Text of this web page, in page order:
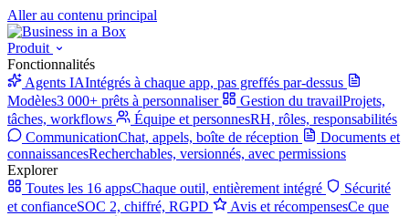
Aller au contenu principal
Produit
Fonctionnalités
Agents IAIntégrés à chaque app, pas greffés par-dessus
Modèles3 000+ prêts à personnaliser Gestion du travailProjets,
tâches, workflows
Équipe et personnesRH, rôles, responsabilités
CommunicationChat, appels, boîte de réception
Documents et
connaissancesRecherchables, versionnés, avec permissions
Explorer
Toutes les 16 appsChaque outil, entièrement intégré
Sécurité
et confianceSOC 2, chiffré, RGPD Avis et récompensesCe que